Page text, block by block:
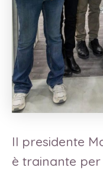
Il presidente
è trainante